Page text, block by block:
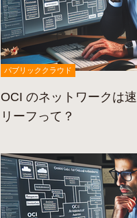
パブリッククラウド
OCI のネットワークは
リーフって？